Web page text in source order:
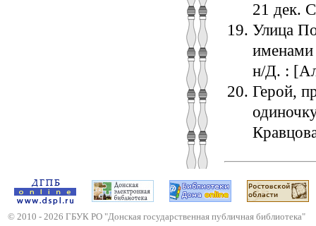
21 дек.
Улица
именами
н/Д. :
Герой,
© 2010 - 2026 ГБУК РО "Донская государственная публичная библиотека"